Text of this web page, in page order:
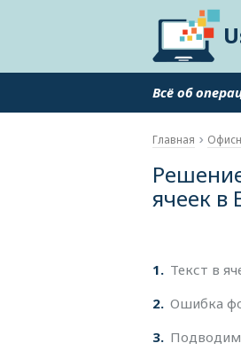
Всё об
Главная
ячеек в
1
Текст в
2 Ошибка
3 Подводим